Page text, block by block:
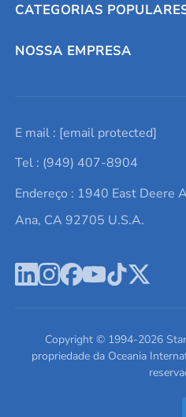
Conversores e calculadoras
Entre em contato conosco
Lista de consultas
Termos e Condições
Política de Privacidade
CATEGORIAS
Metais refratários
Elementos de terras raras
Alvos de pulverização catódica
Ácido hialurônico
NOSSA EMPRESA
Promoções atuais
Notícias e blogs
Estudos de caso
Escreva para nós
E mail : [email protected]
Tel : (949) 407-8904
Endereço : 1940 East Deere
Ana, CA 92705 U.S.A.
Copyright © 1994-2026
propriedade da Oceania